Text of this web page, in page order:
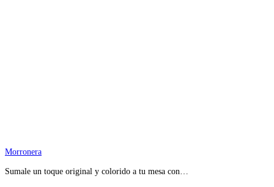
Morronera
Sumale un toque original y colorido a tu mesa con…